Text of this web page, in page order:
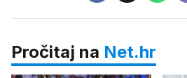
Pročitaj na Net.hr